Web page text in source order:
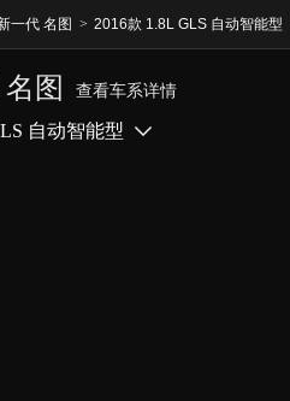
一代 名图 > 2016款 1.8L GLS 自动智能型
图 查看车系详情
自动智能型